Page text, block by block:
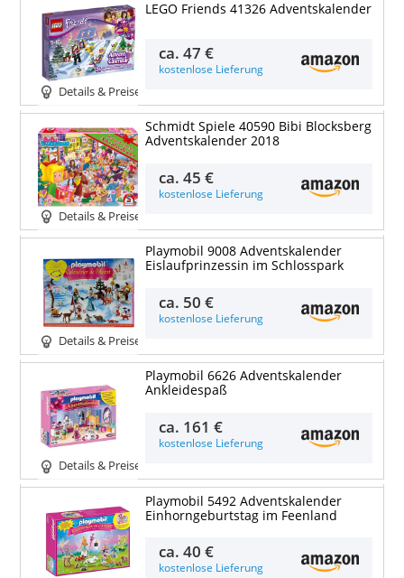
Details & Preise
LEGO Friends 41326 Adventskalender
ca.47 €
kostenlose Lieferung
Details & Preise
Schmidt Spiele 40590 Bibi Blocksberg
Adventskalender 2018
ca.45 €
kostenlose Lieferung
Details & Preise
Playmobil 9008 Adventskalender
Eislaufprinzessin im Schlosspark
ca. 50 €
kostenlose Lieferung
Details & Preise
Playmobil 6626 Adventskalender
Ankleidespaß
ca. 161 €
kostenlose Lieferung
Playmobil 5492 Adventskalender
Einhorngeburtstag im Feenland
ca.40 €
kostenlose Lieferung